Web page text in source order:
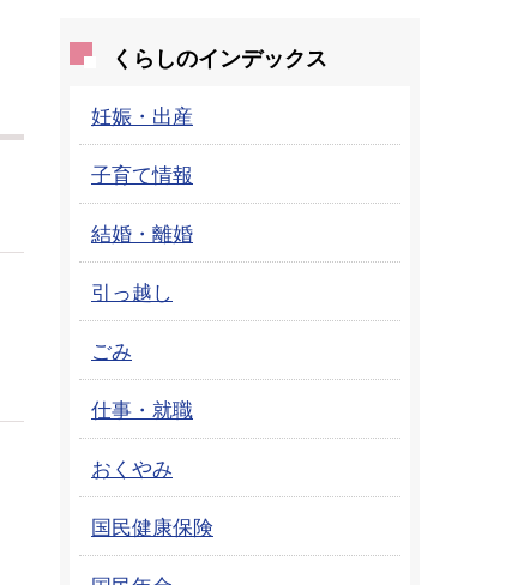
くらしのインデックス
妊娠・出産
子育て情報
結婚・離婚
引っ越し
ごみ
仕事・就職
おくやみ
国民健康保険